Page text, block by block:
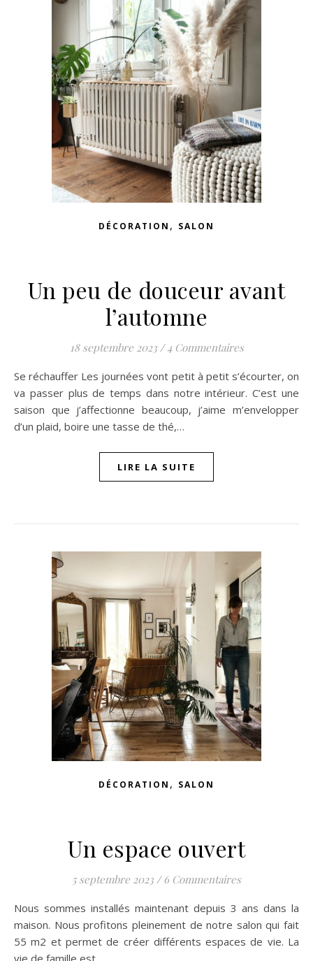
DÉCORATION , SALON
Un peu de douceur avant
l’automne
18 septembre 2023 / 4 Commentaires
Se réchauffer Les journées vont petit à petit s’écourter, on
va passer plus de temps dans notre intérieur. C’est une
saison que j’affectionne beaucoup, j’aime m’envelopper
d’un plaid, boire une tasse de thé,…
LIRE LA SUITE
DÉCORATION , SALON
Un espace ouvert
5 septembre 2023 / 6 Commentaires
Nous sommes installés maintenant depuis 3 ans dans la
maison. Nous profitons pleinement de notre salon qui fait
55 m2 et permet de créer différents espaces de vie. La
vie de famille est…